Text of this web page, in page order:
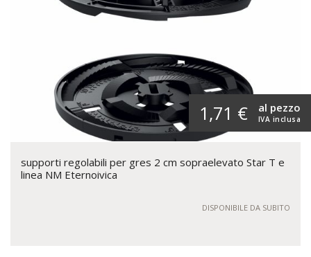
1,71 € IVA inclusa
al pezzo
supporti regolabili per gres 2 cm sopraelevato Star T e
linea NM Eternoivica
DISPONIBILE DA SUBITO